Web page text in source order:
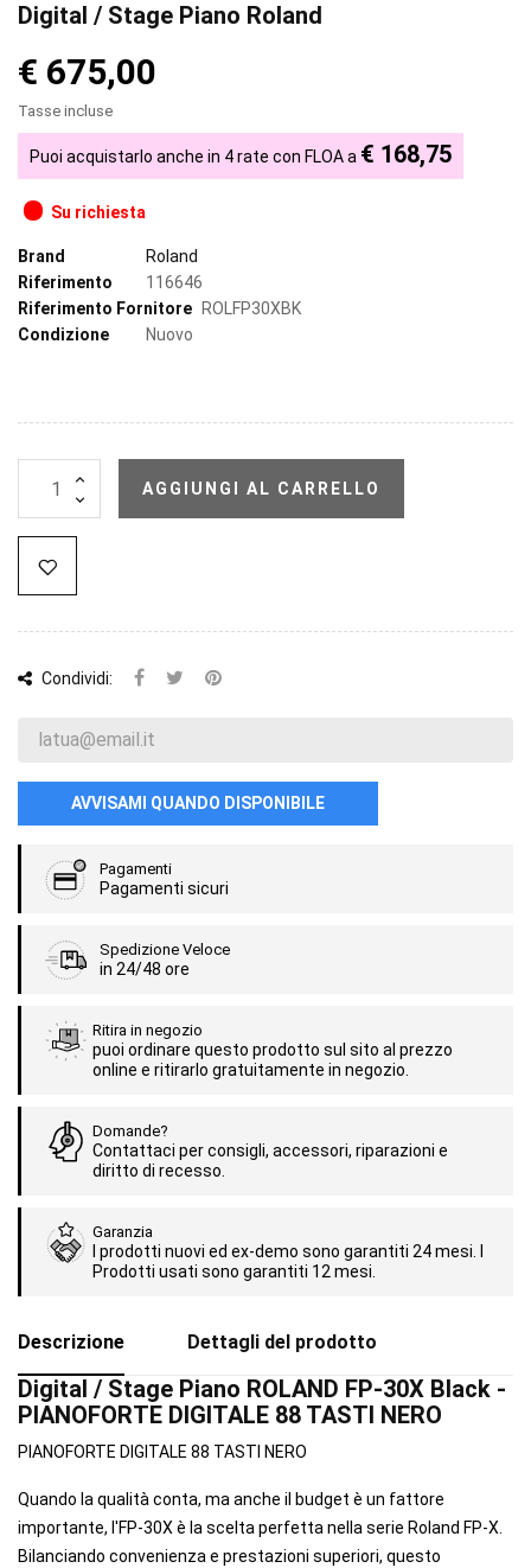
Digital / Stage Piano Roland
€ 675,00
Tasse incluse
Puoi acquistarlo anche in 4 rate con FLOA a € 168,75
Su richiesta
Brand
Roland
Riferimento
116646
Riferimento Fornitore
ROLFP30XBK
Condizione
Nuovo
AGGIUNGI AL CARRELLO
Condividi:
AVVISAMI QUANDO DISPONIBILE
Pagamenti
Pagamenti sicuri
Spedizione Veloce
in 24/48 ore
Ritira in negozio
puoi ordinare questo prodotto sul sito al prezzo
online e ritirarlo gratuitamente in negozio.
Domande?
Contattaci per consigli, accessori, riparazioni e
diritto di recesso.
Garanzia
I prodotti nuovi ed ex-demo sono garantiti 24 mesi. I
Prodotti usati sono garantiti 12 mesi.
Descrizione Dettagli del prodotto
Digital / Stage Piano ROLAND FP-30X Black -
PIANOFORTE DIGITALE 88 TASTI NERO
PIANOFORTE DIGITALE 88 TASTI NERO
Quando la qualità conta, ma anche il budget è un fattore
importante, l'FP-30X è la scelta perfetta nella serie Roland FP-X.
Bilanciando convenienza e prestazioni superiori, questo